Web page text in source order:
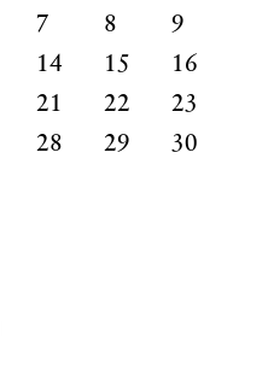
7 8
9
14 15
16
21 22
23
28 29
30